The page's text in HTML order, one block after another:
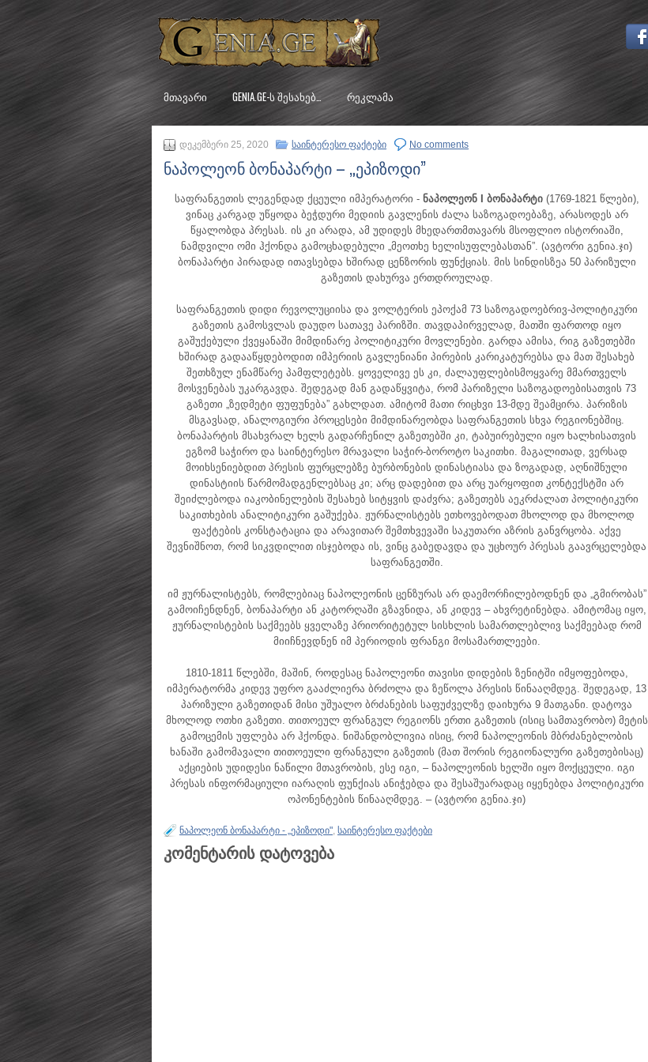
ᲛᲗᲐᲕᲐᲠᲘ GENIA.GE-Ს ᲨᲔᲡᲐᲮᲔᲑ… ᲠᲔᲙᲚᲐᲛᲐ
დეკემბერი 25, 2020 საინტერესო ფაქტები No comments
ნაპოლეონ ბონაპარტი – „ეპიზოდი”
საფრანგეთის ლეგენდად ქცეული იმპერატორი -ნაპოლეონ I ბონაპარტი(1769-1821 წლები),
ვინაც კარგად უწყოდა ბეჭდური მედიის გავლენის ძალა საზოგადოებაზე, არასოდეს არ
წყალობდა პრესას. ის კი არადა, ამ უდიდეს მხედართმთავარს მსოფლიო ისტორიაში,
ნამდვილი ომი ჰქონდა გამოცხადებული „მეოთხე ხელისუფლებასთან”. (ავტორი გენია.ჯი)
ბონაპარტი პირადად ითავსებდა ხშირად ცენზორის ფუნქციას. მის სინდისზეა 50 პარიზული
გაზეთის დახურვა ერთდროულად.
საფრანგეთის დიდი რევოლუციისა და ვოლტერის ეპოქამ 73 საზოგადოებრივ-პოლიტიკური
გაზეთის გამოსვლას დაუდო სათავე პარიზში. თავდაპირველად, მათში ფართოდ იყო
გაშუქებული ქვეყანაში მიმდინარე პოლიტიკური მოვლენები. გარდა ამისა, რიგ გაზეთებში
ხშირად გადააწყდებოდით იმპერიის გავლენიანი პირების კარიკატურებსა და მათ შესახებ
შეთხზულ ენამწარე პამფლეტებს. ყოველივე ეს კი, ძალაუფლებისმოყვარე მმართველს
მოსვენებას უკარგავდა. შედეგად მან გადაწყვიტა, რომ პარიზელი საზოგადოებისათვის 73
გაზეთი „ზედმეტი ფუფუნება” გახლდათ. ამიტომ მათი რიცხვი 13-მდე შეამცირა. პარიზის
მსგავსად, ანალოგიური პროცესები მიმდინარეობდა საფრანგეთის სხვა რეგიონებშიც.
ბონაპარტის მსახვრალ ხელს გადარჩენილ გაზეთებში კი, ტაბუირებული იყო ხალხისათვის
ეგზომ საჭირო და საინტერესო მრავალი საჭირ-ბოროტო საკითხი. მაგალითად, ვერსად
მოიხსენიებდით პრესის ფურცლებზე ბურბონების დინასტიასა და ზოგადად, აღნიშნული
დინასტიის წარმომადგენლებსაც კი; არც დადებით და არც უარყოფით კონტექსტში არ
შეიძლებოდა იაკობინელების შესახებ სიტყვის დაძვრა; გაზეთებს აეკრძალათ პოლიტიკური
საკითხების ანალიტიკური გაშუქება. ჟურნალისტებს ეთხოვებოდათ მხოლოდ და მხოლოდ
ფაქტების კონსტატაცია და არავითარ შემთხვევაში საკუთარი აზრის განვრცობა. აქვე
შევნიშნოთ, რომ სიკვდილით ისჯებოდა ის, ვინც გაბედავდა და უცხოურ პრესას გაავრცელებდა
საფრანგეთში.
იმ ჟურნალისტებს, რომლებიაც ნაპოლეონის ცენზურას არ დაემორჩილებოდნენ და „გმირობას”
გამოიჩენდნენ, ბონაპარტი ან კატორღაში გზავნიდა, ან კიდევ – ახვრეტინებდა. ამიტომაც იყო,
ჟურნალისტების საქმეებს ყველაზე პრიორიტეტულ სისხლის სამართლებლივ საქმეებად რომ
მიიჩნევდნენ იმ პერიოდის ფრანგი მოსამართლეები.
1810-1811 წლებში, მაშინ, როდესაც ნაპოლეონი თავისი დიდების ზენიტში იმყოფებოდა,
იმპერატორმა კიდევ უფრო გააძლიერა ბრძოლა და ზეწოლა პრესის წინააღმდეგ. შედეგად, 13
პარიზული გაზეთიდან მისი უშუალო ბრძანების საფუძველზე დაიხურა 9 მათგანი. დატოვა
მხოლოდ ოთხი გაზეთი. თითოეულ ფრანგულ რეგიონს ერთი გაზეთის (ისიც სამთავრობო) მეტის
გამოცემის უფლება არ ჰქონდა. ნიშანდობლივია ისიც, რომ ნაპოლეონის მბრძანებლობის
ხანაში გამომავალი თითოეული ფრანგული გაზეთის (მათ შორის რეგიონალური გაზეთებისაც)
აქციების უდიდესი ნაწილი მთავრობის, ესე იგი, – ნაპოლეონის ხელში იყო მოქცეული. იგი
პრესას ინფორმაციული იარაღის ფუნქიას ანიჭებდა და შესაშუარადაც იყენებდა პოლიტიკური
ოპონენტების წინააღმდეგ. – (ავტორი გენია.ჯი)
ნაპოლეონ ბონაპარტი - „ეპიზოდი", საინტერესო ფაქტები
კომენტარის დატოვება